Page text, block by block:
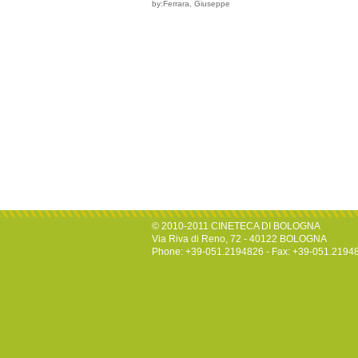
by:Ferrara, Giuseppe
© 2010-2011 CINETECA DI BOLOGNA
Via Riva di Reno, 72 - 40122 BOLOGNA
Phone: +39-051.2194826 - Fax: +39-